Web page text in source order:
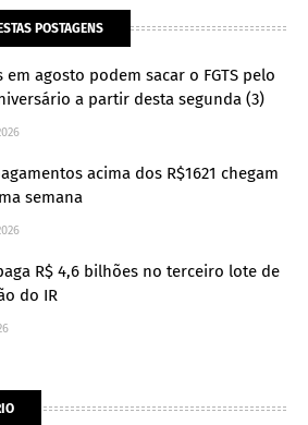
POSTAGENS
em agosto podem sacar o FGTS pelo
a partir desta segunda (3)
acima dos R$1621 chegam
semana
R$ 4,6 bilhões no terceiro lote de
do IR